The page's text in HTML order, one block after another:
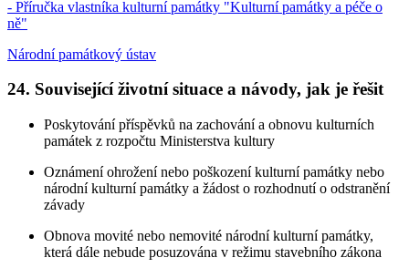
- Příručka vlastníka kulturní památky "Kulturní památky a péče o
ně"
Národní památkový ústav
24. Související životní situace a návody, jak je řešit
Poskytování příspěvků na zachování a obnovu kulturních
památek z rozpočtu Ministerstva kultury
Oznámení ohrožení nebo poškození kulturní památky nebo
národní kulturní památky a žádost o rozhodnutí o odstranění
závady
Obnova movité nebo nemovité národní kulturní památky,
která dále nebude posuzována v režimu stavebního zákona